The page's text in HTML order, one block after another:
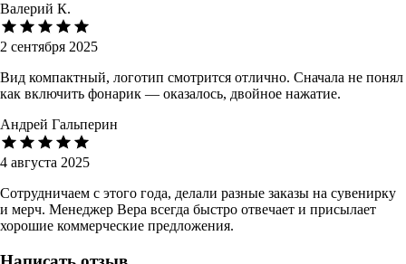
Валерий К.
2 сентября 2025
Вид компактный, логотип смотрится отлично. Сначала не понял
как включить фонарик — оказалось, двойное нажатие.
Андрей Гальперин
4 августа 2025
Сотрудничаем с этого года, делали разные заказы на сувенирку
и мерч. Менеджер Вера всегда быстро отвечает и присылает
хорошие коммерческие предложения.